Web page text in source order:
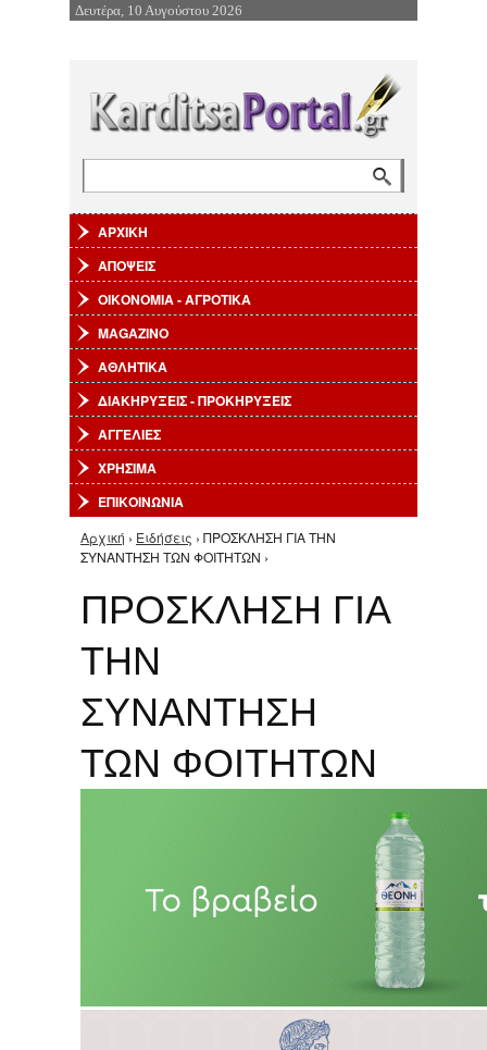
Επιστροφή στην Πλοήγηση
Δευτέρα, 10 Αυγούστου 2026
ΑΡΧΙΚΗ
ΑΠΟΨΕΙΣ
ΟΙΚΟΝΟΜΙΑ - ΑΓΡΟΤΙΚΑ
MAGAZINO
ΑΘΛΗΤΙΚΑ
ΔΙΑΚΗΡΥΞΕΙΣ - ΠΡΟΚΗΡΥΞΕΙΣ
ΑΓΓΕΛΙΕΣ
ΧΡΗΣΙΜΑ
ΕΠΙΚΟΙΝΩΝΙΑ
Είστε εδώ
Αρχική › Ειδήσεις › ΠΡΟΣΚΛΗΣΗ ΓΙΑ ΤΗΝ
ΣΥΝΑΝΤΗΣΗ ΤΩΝ ΦΟΙΤΗΤΩΝ ›
ΠΡΟΣΚΛΗΣΗ ΓΙΑ
ΤΗΝ
ΣΥΝΑΝΤΗΣΗ
ΤΩΝ ΦΟΙΤΗΤΩΝ